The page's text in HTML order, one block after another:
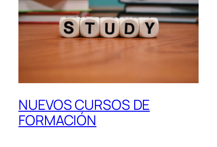
NUEVOS CURSOS DE
FORMACIÓN